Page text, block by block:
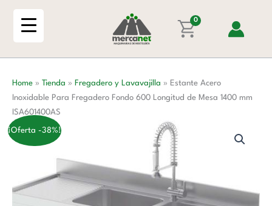
0
Home » Tienda » Fregadero y Lavavajilla » Estante Acero
Inoxidable Para Fregadero Fondo 600 Longitud de Mesa 1400 mm
ISA601400AS
¡Oferta -38%!
Fregadero
Fondo
600
de
Mesa
1400
mm
ISA601400AS